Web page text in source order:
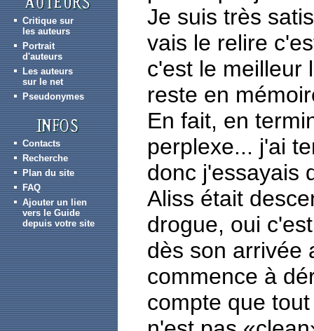
Critique sur
les auteurs
Portrait
d'auteurs
Les auteurs
sur le net
Pseudonymes
Contacts
Recherche
Plan du site
FAQ
Ajouter un lien
vers le Guide
depuis votre site
Je suis très
vais le relire
c'est le meilleur
reste en
En fait, en
perplexe... j'ai
donc j'essayais
Aliss était
drogue, oui
dès son arrivée
commence à
compte que